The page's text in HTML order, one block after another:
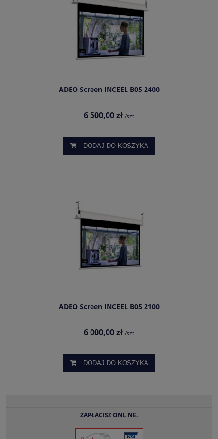
ADEO Screen INCEEL B05 2400
6 500,00 zł /szt
DODAJ DO KOSZYKA
ADEO Screen INCEEL B05 2100
6 000,00 zł /szt
DODAJ DO KOSZYKA
ZAPŁACISZ ONLINE.